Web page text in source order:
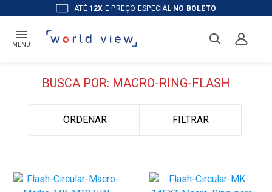
ATÉ 12X E PREÇO ESPECIAL NO BOLETO
MENU
BUSCA POR: MACRO-RING-FLASH
ORDENAR FILTRAR